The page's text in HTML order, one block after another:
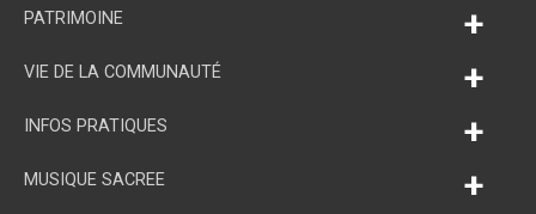
PATRIMOINE +
VIE DE LA COMMUNAUTÉ +
INFOS PRATIQUES +
MUSIQUE SACREE +